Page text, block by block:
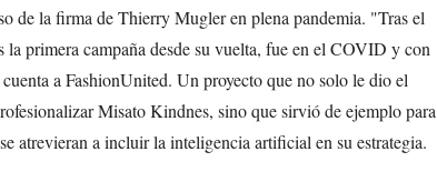
de la firma de Thierry Mugler en plena pandemia. "Tras el
primera campaña desde su vuelta, fue en el COVID y con
a FashionUnited. Un proyecto que no solo le dio el
Misato Kindnes, sino que sirvió de ejemplo para
atrevieran a incluir la inteligencia artificial en su estrategia.